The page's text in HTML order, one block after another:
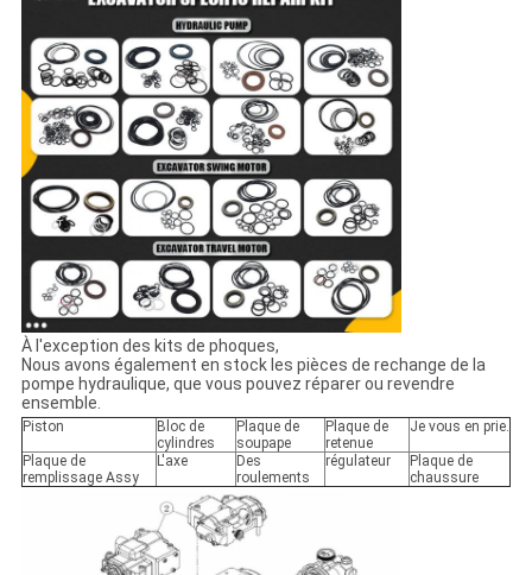
À l'exception des kits de phoques,
Nous avons également en stock les pièces de rechange de la
pompe hydraulique, que vous pouvez réparer ou revendre
ensemble.
Piston
Bloc de
cylindres
Plaque de
soupape
Plaque de
retenue
Je vous en prie.
Plaque de
remplissage Assy
L'axe
Des
roulements
régulateur
Plaque de
chaussure